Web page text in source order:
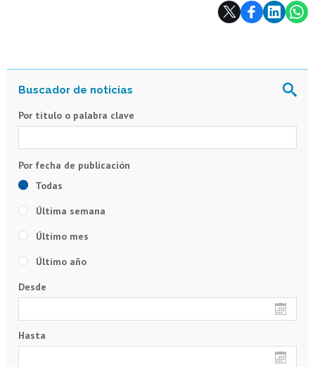
Por título o palabra clave
Todas
Última semana
Último mes
Último año
Desde
Hasta